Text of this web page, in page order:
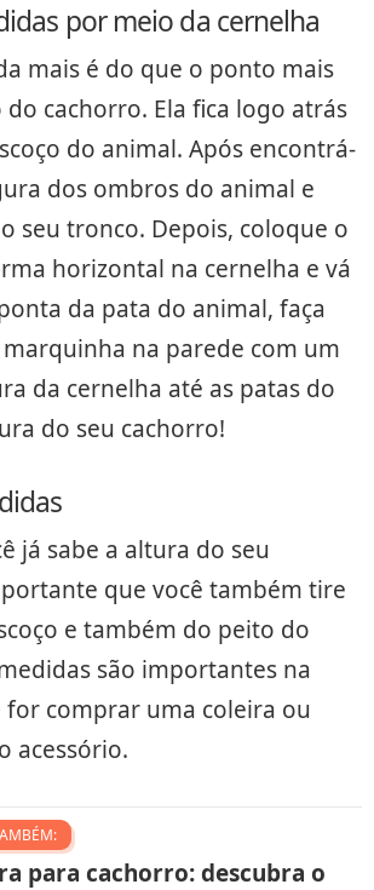
por meio da cernelha
mais é do que o ponto mais
cachorro. Ela fica logo atrás
do animal. Após encontrá-
dos ombros do animal e
seu tronco. Depois, coloque o
horizontal na cernelha e vá
da pata do animal, faça
na parede com um
da cernelha até as patas do
do seu cachorro!
já sabe a altura do seu
que você também tire
e também do peito do
são importantes na
for comprar uma coleira ou
acessório.
para cachorro: descubra o